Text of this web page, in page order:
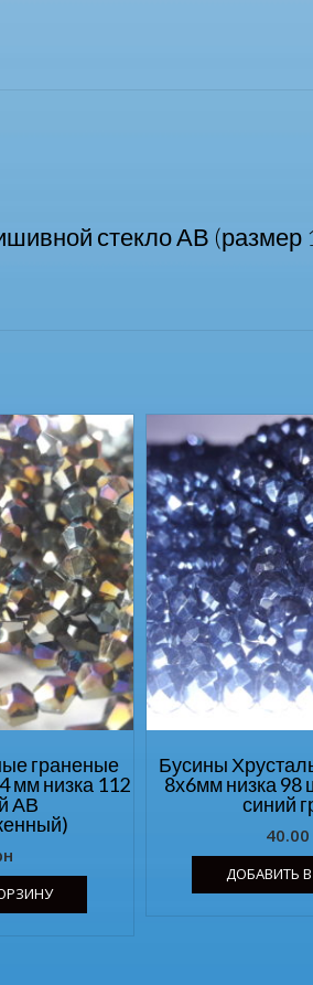
стекло АВ (размер
граненые
мм низка 112
АВ
Бусины
8х6мм низка 98
синий
40.00
ДОБАВИТЬ